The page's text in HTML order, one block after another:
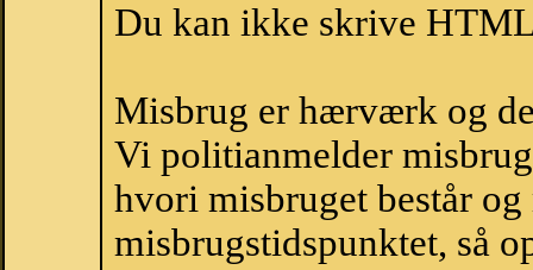
Du kan ikke skrive
Misbrug er hærværk og
Vi politianmelder
hvori misbruget består
misbrugstidspunktet, så